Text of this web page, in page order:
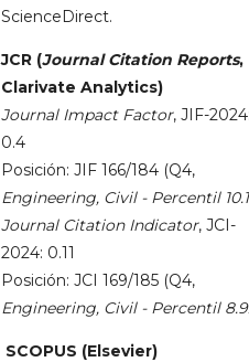
ScienceDirect.
JCR (Journal Citation Reports,
Clarivate Analytics)
Journal Impact Factor, JIF-2024:
0.4
Posición: JIF 166/184 (Q4,
Engineering, Civil - Percentil 10.1
Journal Citation Indicator, JCI-
2024: 0.11
Posición: JCI 169/185 (Q4,
Engineering, Civil - Percentil
SCOPUS (Elsevier)